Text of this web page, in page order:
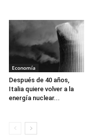
Economía
Después de 40 años,
Italia quiere volver a la
energía nuclear...